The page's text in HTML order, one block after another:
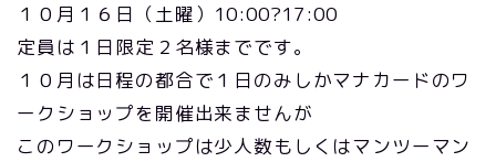
１０月１６日（土曜）10:00?17:00
定員は１日限定２名様までです。
１０月は日程の都合で１日のみしかマナカードのワ
ークショップを開催出来ませんが
このワークショップは少人数もしくはマンツーマン